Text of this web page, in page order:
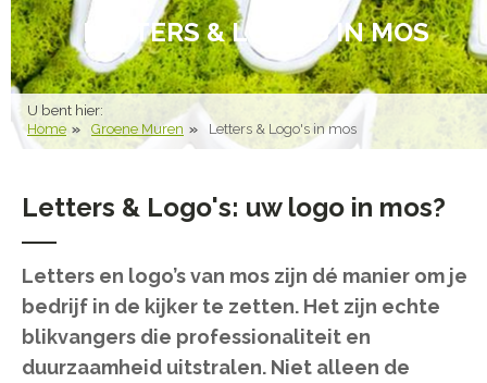
LETTERS & LOGO'S IN MOS
U bent hier:
Home Groene Muren Letters & Logo's in mos
Letters & Logo's: uw logo in mos?
Letters en logo’s van mos zijn dé manier om je
bedrijf in de kijker te zetten. Het zijn echte
blikvangers die professionaliteit en
duurzaamheid uitstralen. Niet alleen de